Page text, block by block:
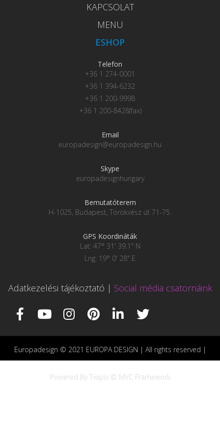
KAPCSOLAT
MENU
ESHOP
Telefon
+36 1 274-0001
+36 1 394-6232
+36 1 200-9998
+36 1 200-8428(fax)
Email
europadesign@europadesign.hu
Skype
europadesignhungary
Bemutatóterem
H-1025, Budapest, Törökvész út 71-75.
GPS Koordináták
Lat: 47° 31' 39.1" N
Lng: 19° 0' 28" E
Adatkezelési tájékoztató | Social média csatornáink
Europadesign © 2021 EUROPA DESIGN | All rights reserved |
Powered By Twipsi © MVC Framework